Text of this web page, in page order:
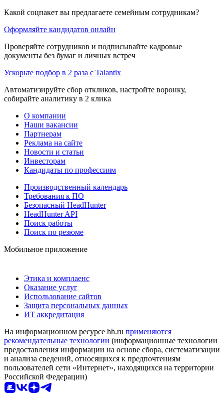
Какой соцпакет вы предлагаете семейным сотрудникам?
Оформляйте кандидатов онлайн
Проверяйте сотрудников и подписывайте кадровые
документы без бумаг и личных встреч
Ускорьте подбор в 2 раза с Talantix
Автоматизируйте сбор откликов, настройте воронку,
собирайте аналитику в 2 клика
О компании
Наши вакансии
Партнерам
Реклама на сайте
Новости и статьи
Инвесторам
Кандидаты по профессиям
Производственный календарь
Требования к ПО
Безопасный HeadHunter
HeadHunter API
Поиск работы
Поиск по резюме
Мобильное приложение
Этика и комплаенс
Оказание услуг
Использование сайтов
Защита персональных данных
ИТ аккредитация
На информационном ресурсе hh.ru применяются
рекомендательные технологии (информационные технологии
предоставления информации на основе сбора, систематизации
и анализа сведений, относящихся к предпочтениям
пользователей сети «Интернет», находящихся на территории
Российской Федерации)